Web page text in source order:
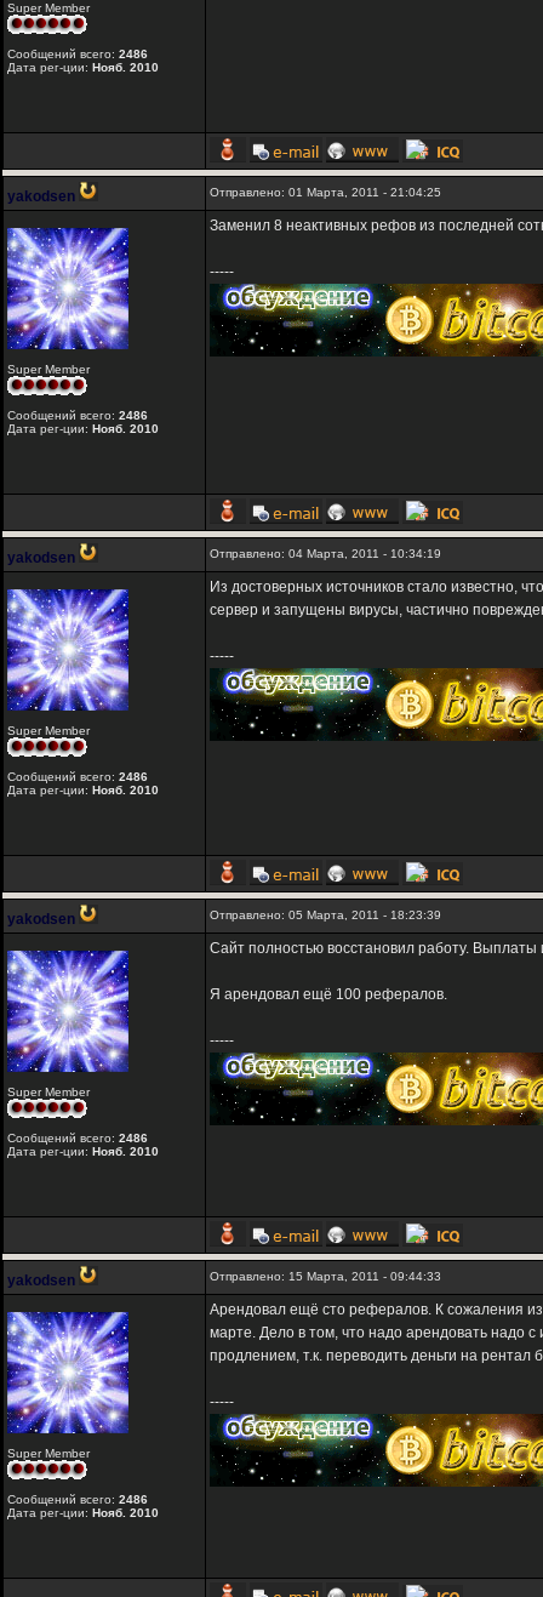
Super Member
Сообщений всего: 2486
Дата рег-ции: Нояб. 2010
yakodsen Отправлено: 01 Марта, 2011 - 21:04:25
Super Member
Сообщений всего: 2486
Дата рег-ции: Нояб. 2010
Заменил 8 неактивных рефов из последней
-----
yakodsen Отправлено: 04 Марта, 2011 - 10:34:19
Super Member
Сообщений всего: 2486
Дата рег-ции: Нояб. 2010
Из достоверных источников стало известно,
сервер и запущены вирусы, частично
-----
yakodsen Отправлено: 05 Марта, 2011 - 18:23:39
Super Member
Сообщений всего: 2486
Дата рег-ции: Нояб. 2010
Сайт полностью восстановил работу.
Я арендовал ещё 100 рефералов.
-----
yakodsen Отправлено: 15 Марта, 2011 - 09:44:33
Super Member
Сообщений всего: 2486
Дата рег-ции: Нояб. 2010
Арендовал ещё сто рефералов. К сожаления
марте. Дело в том, что надо арендовать надо
продлением, т.к. переводить деньги на рентал
-----